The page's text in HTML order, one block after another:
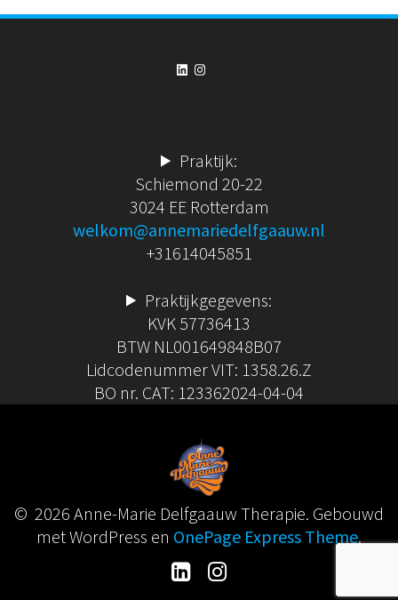
LinkedIn
Instagram
Praktijk:
Schiemond 20-22
3024 EE Rotterdam
welkom@annemariedelfgaauw.nl
+31614045851
Praktijkgegevens:
KVK 57736413
BTW NL001649848B07
Lidcodenummer VIT: 1358.26.Z
BO nr. CAT: 123362024-04-04
© 2026 Anne-Marie Delfgaauw Therapie. Gebouwd
met WordPress en OnePage Express Theme.